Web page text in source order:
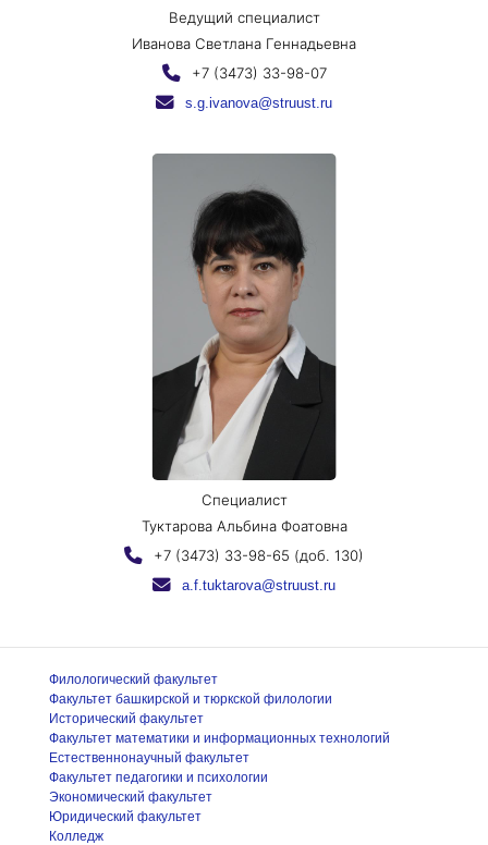
Ведущий специалист
Иванова Светлана Геннадьевна
+7 (3473) 33-98-07
s.g.ivanova@struust.ru
Специалист
Туктарова Альбина Фоатовна
+7 (3473) 33-98-65 (доб. 130)
a.f.tuktarova@struust.ru
Филологический факультет
Факультет башкирской и тюркской филологии
Исторический факультет
Факультет математики и информационных технологий
Естественнонаучный факультет
Факультет педагогики и психологии
Экономический факультет
Юридический факультет
Колледж